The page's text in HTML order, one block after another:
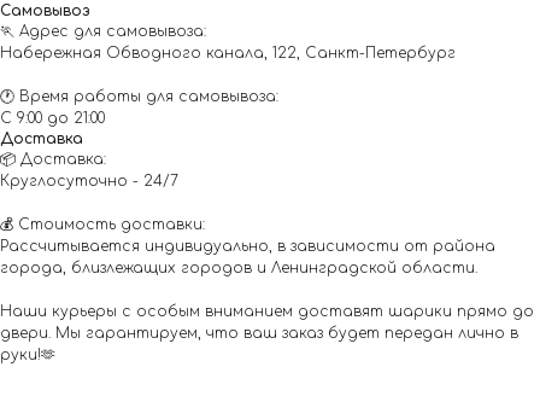
Самовывоз
🏃 Адрес для самовывоза:
Набережная Обводного канала, 122, Санкт-Петербург
🕐 Время работы для самовывоза:
С 9:00 до 21:00
Доставка
📦 Доставка:
Круглосуточно - 24/7
💰 Стоимость доставки:
Рассчитывается индивидуально, в зависимости от района
города, близлежащих городов и Ленинградской области.
Наши курьеры с особым вниманием доставят шарики прямо до
двери. Мы гарантируем, что ваш заказ будет передан лично в
руки!🫶